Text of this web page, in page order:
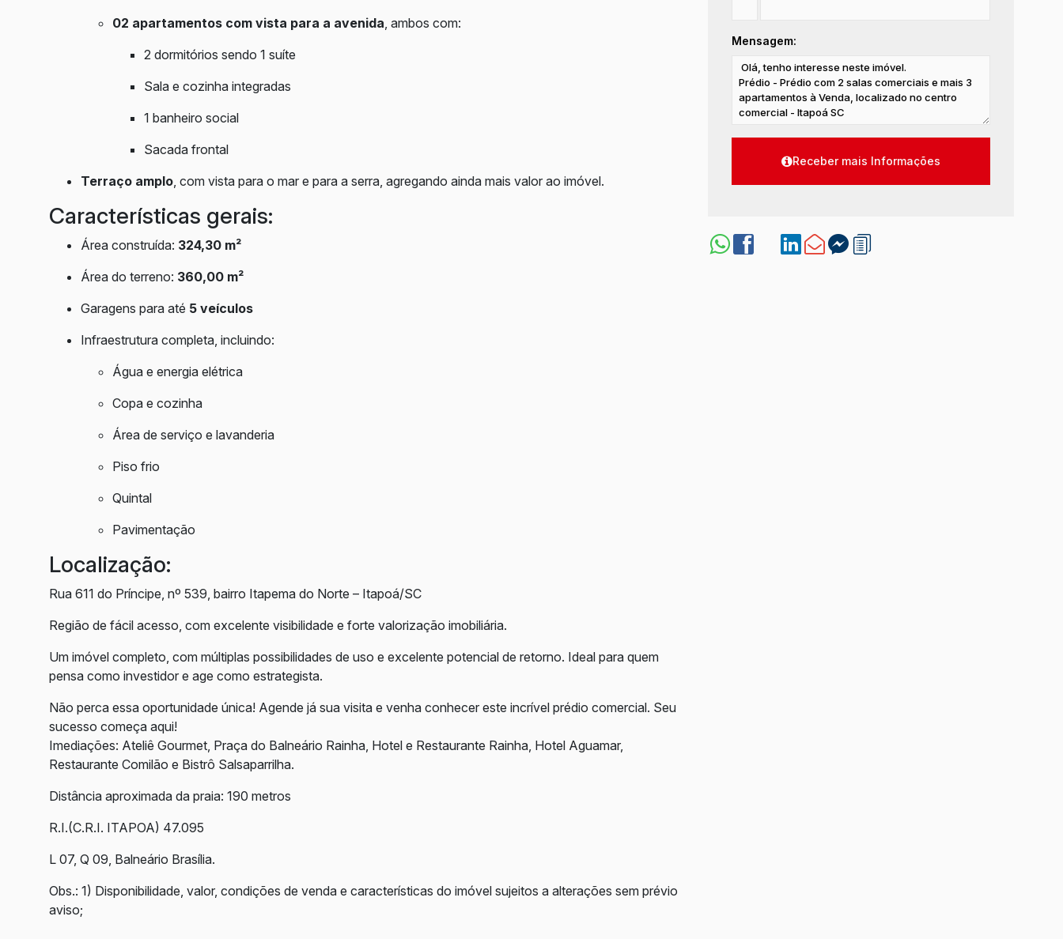
02 apartamentos com vista para a avenida, ambos com:
2 dormitórios sendo 1 suíte
Sala e cozinha integradas
1 banheiro social
Sacada frontal
Terraço amplo, com vista para o mar e para a serra, agregando ainda mais valor ao imóvel.
Características gerais:
Área construída: 324,30 m²
Área do terreno: 360,00 m²
Garagens para até 5 veículos
Infraestrutura completa, incluindo:
Água e energia elétrica
Copa e cozinha
Área de serviço e lavanderia
Piso frio
Quintal
Pavimentação
Localização:
Rua 611 do Príncipe, nº 539, bairro Itapema do Norte – Itapoá/SC
Região de fácil acesso, com excelente visibilidade e forte valorização imobiliária.
Um imóvel completo, com múltiplas possibilidades de uso e excelente potencial de retorno. Ideal para quem
pensa como investidor e age como estrategista.
Não perca essa oportunidade única! Agende já sua visita e venha conhecer este incrível prédio comercial. Seu
sucesso começa aqui!
Imediações: Ateliê Gourmet, Praça do Balneário Rainha, Hotel e Restaurante Rainha, Hotel Aguamar,
Restaurante Comilão e Bistrô Salsaparrilha.
Distância aproximada da praia: 190 metros
R.I.(C.R.I. ITAPOA) 47.095
L 07, Q 09, Balneário Brasília.
Obs.: 1) Disponibilidade, valor, condições de venda e características do imóvel sujeitos a alterações sem prévio
aviso;
Mensagem: